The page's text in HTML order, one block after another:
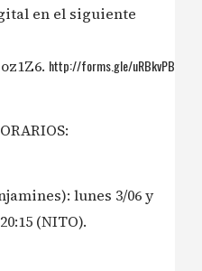
en el siguiente
http://forms.gle/
lunes 3/06 y
(NITO).